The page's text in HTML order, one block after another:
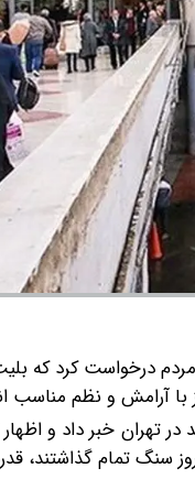
درخواست کرد که
با آرامش و نظم مناسب
تهران خبر داد و
سنگ تمام گذاشتند،